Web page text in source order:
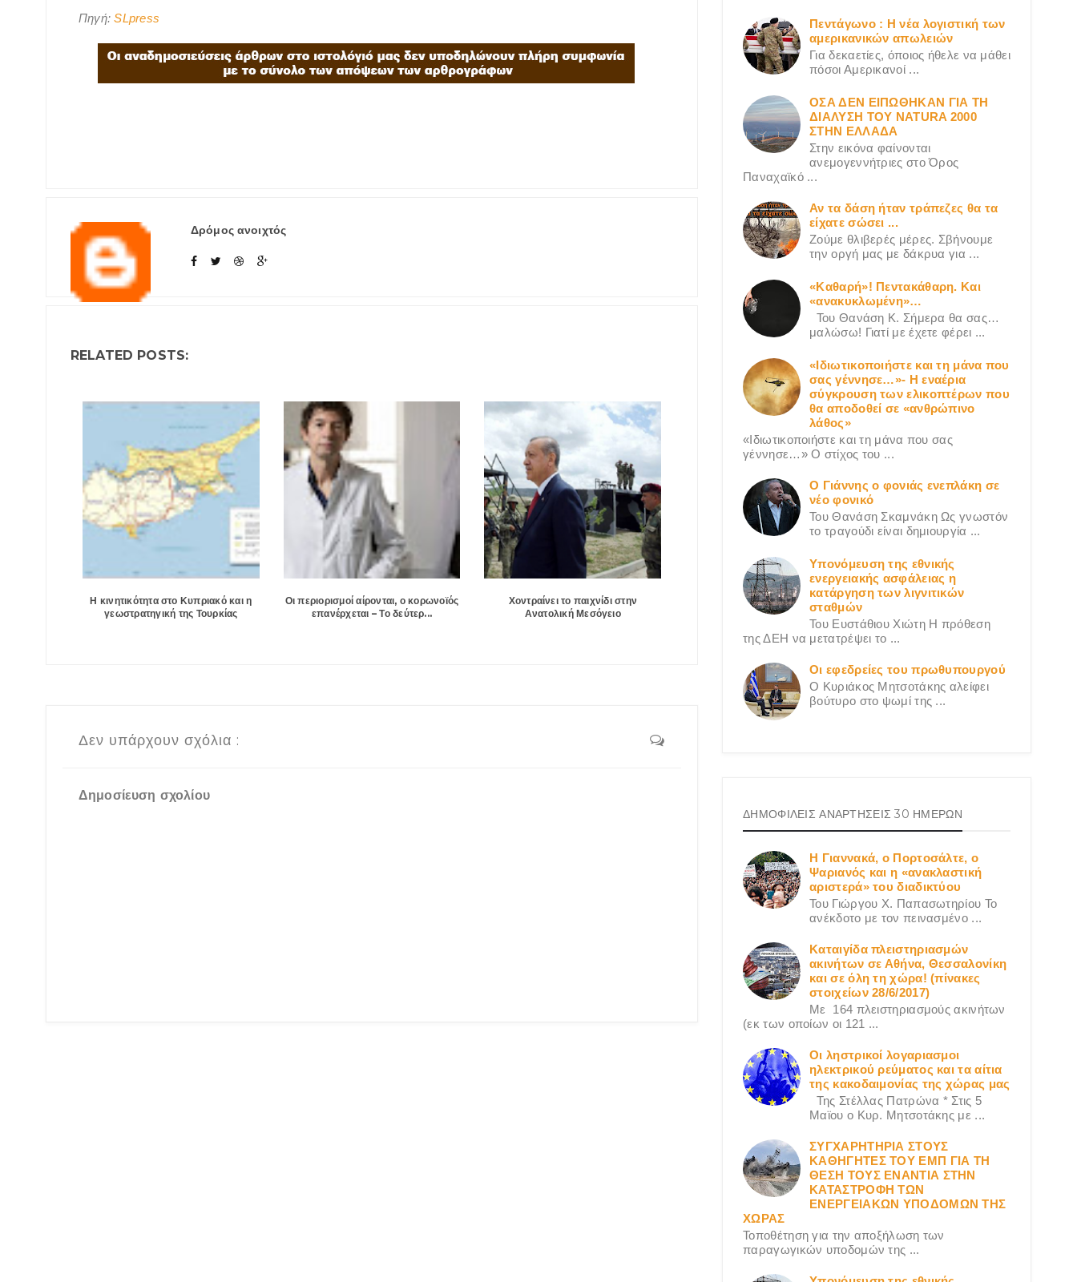
Πηγή:SLpress
Δρόμος ανοιχτός
RELATED POSTS:
Η κινητικότητα στο Κυπριακό και η
γεωστρατηγική της Τουρκίας
Οι περιορισμοί αίρονται, ο κορωνοϊός
επανέρχεται – Το δεύτερ...
Χοντραίνει το παιχνίδι στην
Ανατολική Μεσόγειο
Δεν υπάρχουν σχόλια :
Δημοσίευση σχολίου
Πεντάγωνο : Η νέα λογιστική των
αμερικανικών απωλειών
Για δεκαετίες, όποιος ήθελε να μάθει
πόσοι Αμερικανοί ...
ΟΣΑ ΔΕN ΕΙΠΩΘΗΚΑΝ ΓΙΑ ΤΗ
ΔΙΑΛΥΣΗ ΤΟΥ NATURA 2000
ΣΤΗΝ ΕΛΛΑΔΑ
Στην εικόνα φαίνονται
ανεμογεννήτριες στο Όρος
Παναχαϊκό ...
Αν τα δάση ήταν τράπεζες θα τα
είχατε σώσει ...
Ζούμε θλιβερές μέρες. Σβήνουμε
την οργή μας με δάκρυα για ...
«Καθαρή»! Πεντακάθαρη. Και
«ανακυκλωμένη»…
Του Θανάση Κ. Σήμερα θα σας…
μαλώσω! Γιατί με έχετε φέρει ...
«Ιδιωτικοποιήστε και τη μάνα που
σας γέννησε…»- Η εναέρια
σύγκρουση των ελικοπτέρων που
θα αποδοθεί σε «ανθρώπινο
λάθος»
«Ιδιωτικοποιήστε και τη μάνα που σας
γέννησε…» Ο στίχος του ...
Ο Γιάννης ο φονιάς ενεπλάκη σε
νέο φονικό
Του Θανάση Σκαμνάκη Ως γνωστόν
το τραγούδι είναι δημιουργία ...
Υπονόμευση της εθνικής
ενεργειακής ασφάλειας η
κατάργηση των λιγνιτικών
σταθμών
Του Ευστάθιου Χιώτη Η πρόθεση
της ΔΕΗ να μετατρέψει το ...
Οι εφεδρείες του πρωθυπουργού
Ο Κυριάκος Μητσοτάκης αλείφει
βούτυρο στο ψωμί της ...
ΔΗΜΟΦΙΛΕΙΣ ΑΝΑΡΤΗΣΕΙΣ 30 ΗΜΕΡΩΝ
Η Γιαννακά, ο Πορτοσάλτε, ο
Ψαριανός και η «ανακλαστική
αριστερά» του διαδικτύου
Του Γιώργου X. Παπασωτηρίου Το
ανέκδοτο με τον πεινασμένο ...
Καταιγίδα πλειστηριασμών
ακινήτων σε Αθήνα, Θεσσαλονίκη
και σε όλη τη χώρα! (πίνακες
στοιχείων 28/6/2017)
Με 164 πλειστηριασμούς ακινήτων
(εκ των οποίων οι 121 ...
Οι ληστρικοί λογαριασμοι
ηλεκτρικού ρεύματος και τα αίτια
της κακοδαιμονίας της χώρας μας
Της Στέλλας Πατρώνα * Στις 5
Μαϊου ο Κυρ. Μητσοτάκης με ...
ΣΥΓΧΑΡΗΤΗΡΙΑ ΣΤΟΥΣ
ΚΑΘΗΓΗΤΕΣ ΤΟΥ ΕΜΠ ΓΙΑ ΤΗ
ΘΕΣΗ ΤΟΥΣ ΕΝΑΝΤΙΑ ΣΤΗΝ
ΚΑΤΑΣΤΡΟΦΗ ΤΩΝ
ΕΝΕΡΓΕΙΑΚΩΝ ΥΠΟΔΟΜΩΝ ΤΗΣ
ΧΩΡΑΣ
Τοποθέτηση για την αποξήλωση των
παραγωγικών υποδομών της ...